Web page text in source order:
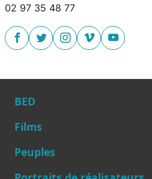
02 97 35 48 77
BED
Films
Peuples